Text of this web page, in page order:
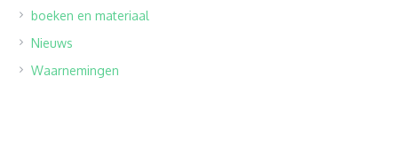
boeken en materiaal
Nieuws
Waarnemingen